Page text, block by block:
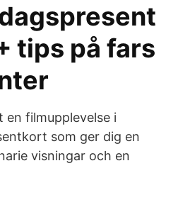
tips på fars
filmupplevelse i
som ger dig en
visningar och en